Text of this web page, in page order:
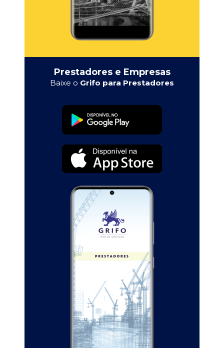
Prestadores e Empresas
Baixe o Grifo para Prestadores